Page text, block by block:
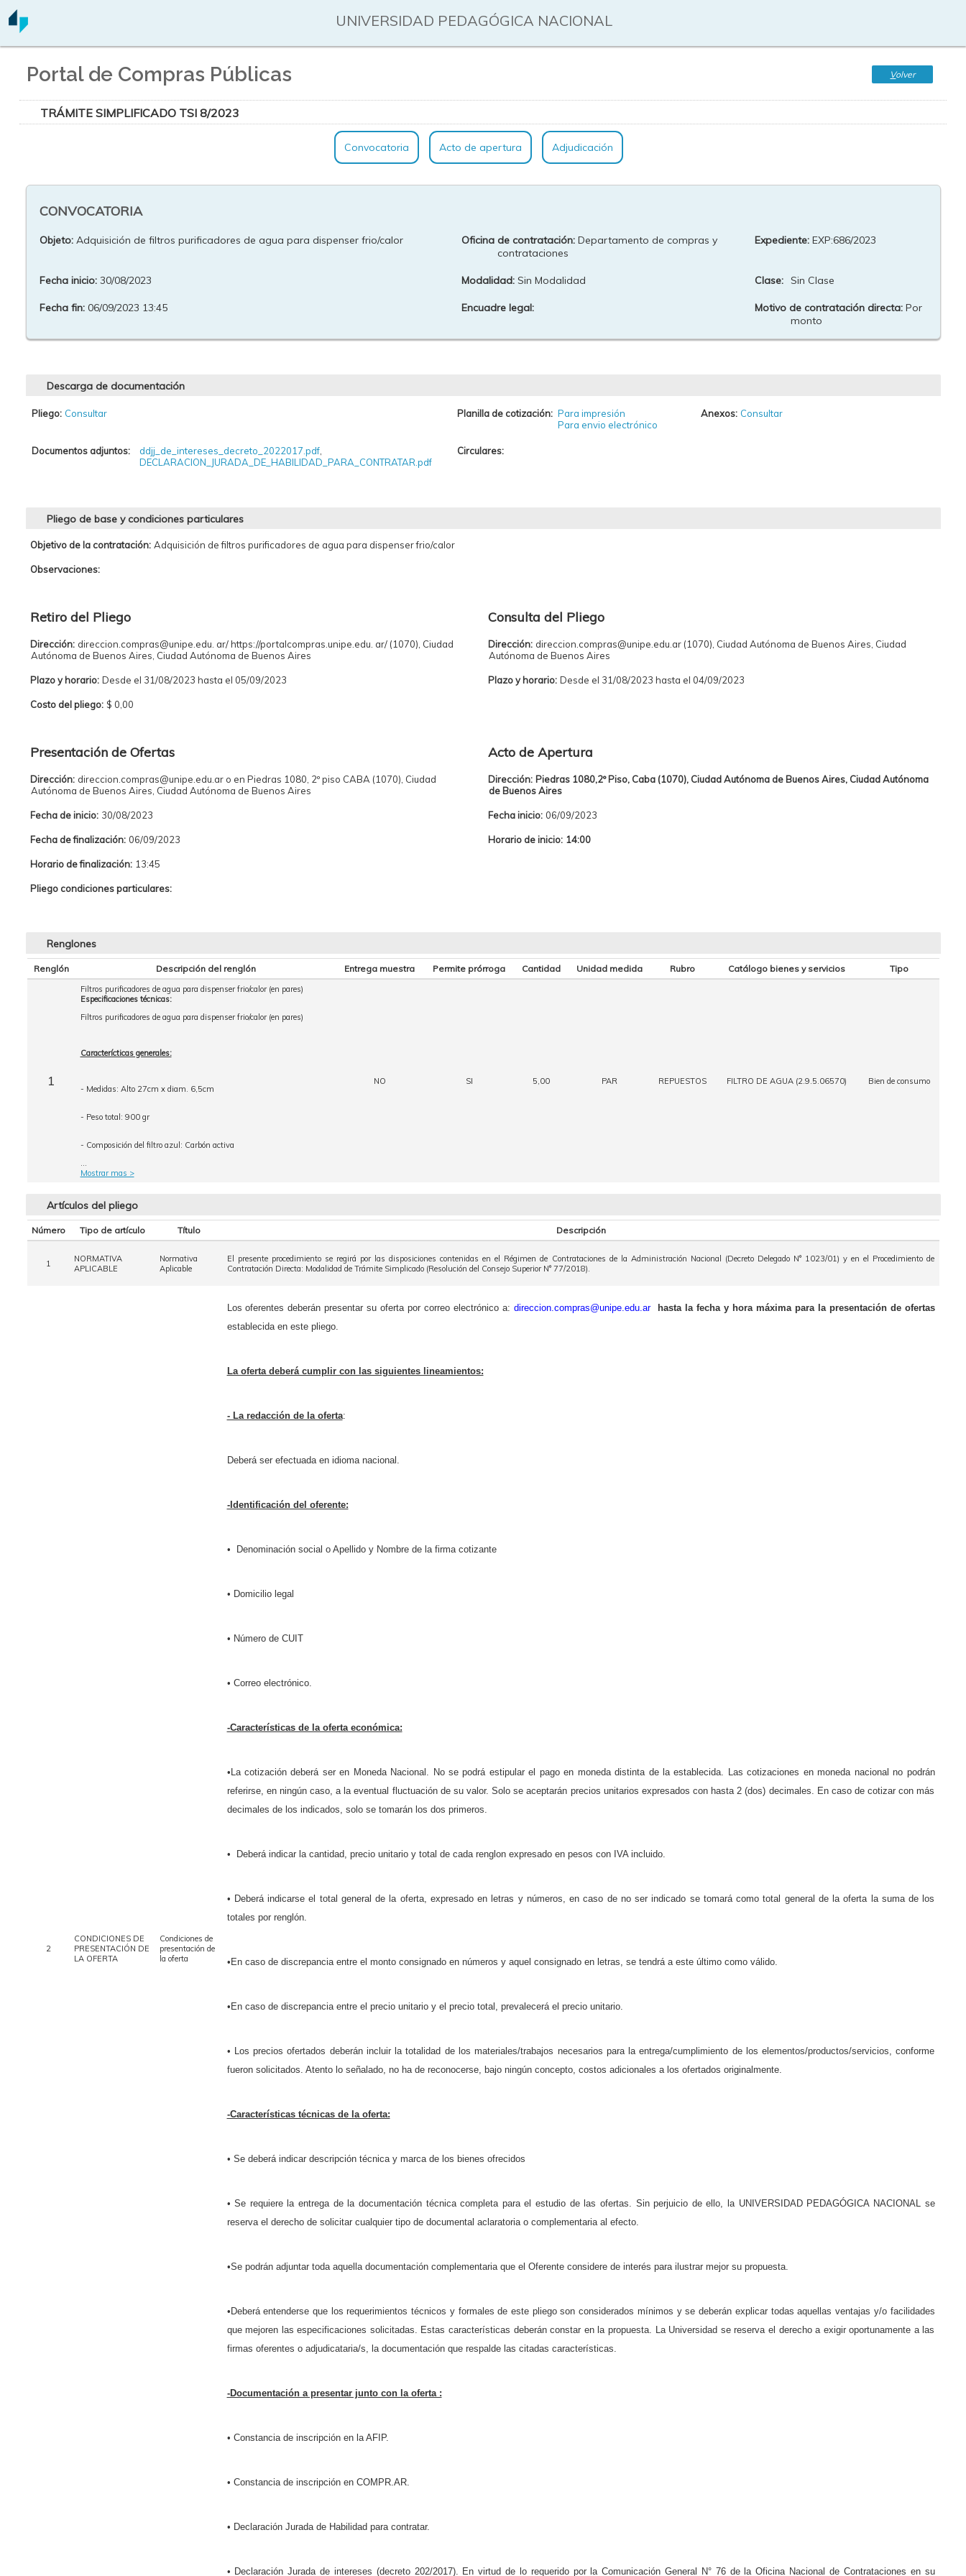
UNIVERSIDAD PEDAGÓGICA NACIONAL
Portal de Compras Públicas Volver
TRÁMITE SIMPLIFICADO TSI 8/2023
Convocatoria Acto de apertura Adjudicación
CONVOCATORIA
Objeto: Adquisición de filtros purificadores de agua para dispenser frio/calor Oficina de contratación: Departamento de compras y
contrataciones
Expediente: EXP:686/2023
Fecha inicio: 30/08/2023 Modalidad: Sin Modalidad Clase: Sin Clase
Fecha fin: 06/09/2023 13:45 Encuadre legal: Motivo de contratación directa: Por
monto
Descarga de documentación
Pliego: Consultar Planilla de cotización: Para impresión
Para envio electrónico
Anexos: Consultar
Documentos adjuntos: ddjj_de_intereses_decreto_2022017.pdf,
DECLARACION_JURADA_DE_HABILIDAD_PARA_CONTRATAR.pdf
Circulares:
Pliego de base y condiciones particulares
Objetivo de la contratación: Adquisición de filtros purificadores de agua para dispenser frio/calor
Observaciones:
Retiro del Pliego Consulta del Pliego
Dirección: direccion.compras@unipe.edu. ar/ https://portalcompras.unipe.edu. ar/ (1070), Ciudad
Autónoma de Buenos Aires, Ciudad Autónoma de Buenos Aires
Dirección: direccion.compras@unipe.edu.ar (1070), Ciudad Autónoma de Buenos Aires, Ciudad
Autónoma de Buenos Aires
Plazo y horario: Desde el 31/08/2023 hasta el 05/09/2023 Plazo y horario: Desde el 31/08/2023 hasta el 04/09/2023
Costo del pliego: $ 0,00
Presentación de Ofertas Acto de Apertura
Dirección: direccion.compras@unipe.edu.ar o en Piedras 1080, 2º piso CABA (1070), Ciudad
Autónoma de Buenos Aires, Ciudad Autónoma de Buenos Aires
Dirección: Piedras 1080,2º Piso, Caba (1070), Ciudad Autónoma de Buenos Aires, Ciudad Autónoma
de Buenos Aires
Fecha de inicio: 30/08/2023 Fecha inicio: 06/09/2023
Fecha de finalización: 06/09/2023 Horario de inicio: 14:00
Horario de finalización: 13:45
Pliego condiciones particulares:
Renglones
Renglón Descripción del renglón Entrega muestra Permite prórroga Cantidad Unidad medida Rubro Catálogo bienes y servicios Tipo
1
Filtros purificadores de agua para dispenser frio/calor (en pares)
Especificaciones técnicas:
Filtros purificadores de agua para dispenser frio/calor (en pares)
Caracterícticas generales:
- Medidas: Alto 27cm x diam. 6,5cm
- Peso total: 900 gr
- Composición del filtro azul: Carbón activa
...
Mostrar mas >
NO SI 5,00 PAR REPUESTOS FILTRO DE AGUA (2.9.5.06570) Bien de consumo
Artículos del pliego
Número Tipo de artículo Título Descripción
1
NORMATIVA
APLICABLE
Normativa
Aplicable
El presente procedimiento se regirá por las disposiciones contenidas en el Régimen de Contrataciones de la Administración Nacional (Decreto Delegado N° 1023/01) y en el Procedimiento de
Contratación Directa: Modalidad de Trámite Simplicado (Resolución del Consejo Superior N° 77/2018).
2
CONDICIONES DE
PRESENTACIÓN DE
LA OFERTA
Condiciones de
presentación de
la oferta
Los oferentes deberán presentar su oferta por correo electrónico a:direccion.compras@unipe.edu.ar
hasta la fecha y hora máxima para la presentación de ofertas
establecida en este pliego.
La oferta deberá cumplir con las siguientes lineamientos:
- La redacción de la oferta:
Deberá ser efectuada en idioma nacional.
-Identificación del oferente:
• Denominación social o Apellido y Nombre de la firma cotizante
• Domicilio legal
• Número de CUIT
• Correo electrónico.
-Características de la oferta económica:
•La cotización deberá ser en Moneda Nacional. No se podrá estipular el pago en moneda distinta de la establecida. Las cotizaciones en moneda nacional no podrán
referirse, en ningún caso, a la eventual fluctuación de su valor. Solo se aceptarán precios unitarios expresados con hasta 2 (dos) decimales. En caso de cotizar con más
decimales de los indicados, solo se tomarán los dos primeros.
• Deberá indicar la cantidad, precio unitario y total de cada renglon expresado en pesos con IVA incluido.
• Deberá indicarse el total general de la oferta, expresado en letras y números, en caso de no ser indicado se tomará como total general de la oferta la suma de los
totales por renglón.
•En caso de discrepancia entre el monto consignado en números y aquel consignado en letras, se tendrá a este último como válido.
•En caso de discrepancia entre el precio unitario y el precio total, prevalecerá el precio unitario.
• Los precios ofertados deberán incluir la totalidad de los materiales/trabajos necesarios para la entrega/cumplimiento de los elementos/productos/servicios, conforme
fueron solicitados. Atento lo señalado, no ha de reconocerse, bajo ningún concepto, costos adicionales a los ofertados originalmente.
-Características técnicas de la oferta:
• Se deberá indicar descripción técnica y marca de los bienes ofrecidos
• Se requiere la entrega de la documentación técnica completa para el estudio de las ofertas. Sin perjuicio de ello, la UNIVERSIDAD PEDAGÓGICA NACIONAL se
reserva el derecho de solicitar cualquier tipo de documental aclaratoria o complementaria al efecto.
•Se podrán adjuntar toda aquella documentación complementaria que el Oferente considere de interés para ilustrar mejor su propuesta.
•Deberá entenderse que los requerimientos técnicos y formales de este pliego son considerados mínimos y se deberán explicar todas aquellas ventajas y/o facilidades
que mejoren las especificaciones solicitadas. Estas características deberán constar en la propuesta. La Universidad se reserva el derecho a exigir oportunamente a las
firmas oferentes o adjudicataria/s, la documentación que respalde las citadas características.
-Documentación a presentar junto con la oferta :
• Constancia de inscripción en la AFIP.
• Constancia de inscripción en COMPR.AR.
• Declaración Jurada de Habilidad para contratar.
• Declaración Jurada de intereses (decreto 202/2017). En virtud de lo requerido por la Comunicación General N° 76 de la Oficina Nacional de Contrataciones en su